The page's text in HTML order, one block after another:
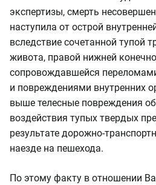
экспертизы, смерть
наступила от острой
вследствие сочетанной тупой
живота, правой нижней
сопровождавшейся
и повреждениями внутренних
выше телесные повреждения
воздействия тупых твердых
результате дорожно-
наезде на пешехода.
По этому факту в отношении